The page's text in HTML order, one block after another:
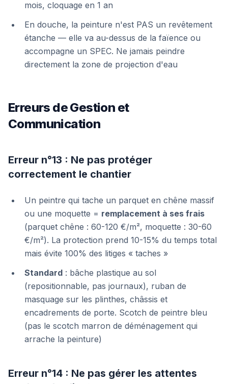
mois, cloquage en 1 an
En douche, la peinture n'est PAS un revêtement
étanche — elle va au-dessus de la faïence ou
accompagne un SPEC. Ne jamais peindre
directement la zone de projection d'eau
Erreurs de Gestion et
Communication
Erreur n°13 : Ne pas protéger
correctement le chantier
Un peintre qui tache un parquet en chêne massif
ou une moquette = remplacement à ses frais
(parquet chêne : 60-120 €/m², moquette : 30-60
€/m²). La protection prend 10-15% du temps total
mais évite 100% des litiges « taches »
Standard : bâche plastique au sol
(repositionnable, pas journaux), ruban de
masquage sur les plinthes, châssis et
encadrements de porte. Scotch de peintre bleu
(pas le scotch marron de déménagement qui
arrache la peinture)
Erreur n°14 : Ne pas gérer les attentes